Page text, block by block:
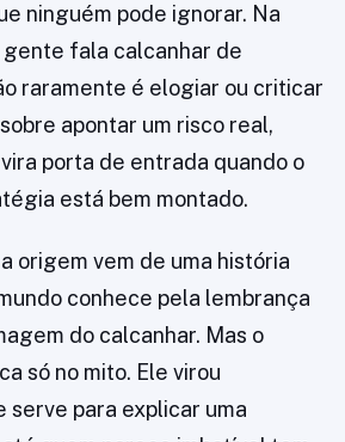
ninguém pode ignorar. Na
gente fala calcanhar de
raramente é elogiar ou criticar
apontar um risco real,
porta de entrada quando o
está bem montado.
origem vem de uma história
conhece pela lembrança
do calcanhar. Mas o
só no mito. Ele virou
serve para explicar uma